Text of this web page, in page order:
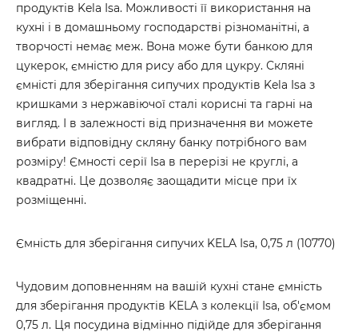
продуктів Kela Isa. Можливості її використання на
кухні і в домашньому господарстві різноманітні, а
творчості немає меж. Вона може бути банкою для
цукерок, ємністю для рису або для цукру. Скляні
ємністі для зберігання сипучих продуктів Kela Isa з
кришками з нержавіючої сталі корисні та гарні на
вигляд. І в залежності від призначення ви можете
вибрати відповідну скляну банку потрібного вам
розміру! Ємності серії Isa в перерізі не круглі, а
квадратні. Це дозволяє заощадити місце при їх
розміщенні.
Ємність для зберігання сипучих KELA Isa, 0,75 л (10770)
Чудовим доповненням на вашій кухні стане ємність
для зберігання продуктів KELA з колекції Isa, об'ємом
0,75 л. Ця посудина відмінно підійде для зберігання